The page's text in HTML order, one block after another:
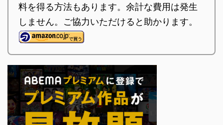
料を得る方法もあります。余計な費用は発生
しません。ご協力いただけると助かります。